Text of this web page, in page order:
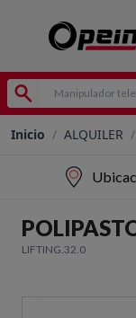
Inicio / ALQUILER /
LIFTING.32.0